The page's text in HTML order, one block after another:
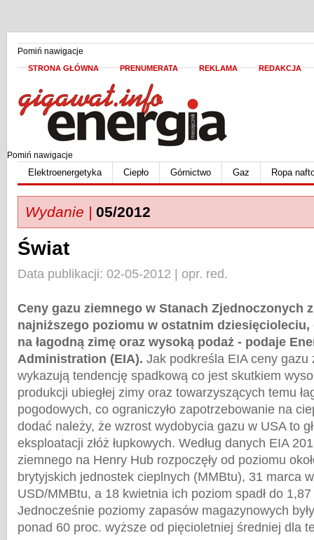
Pomiń nawigacje
STRONA GŁÓWNA PRENUMERATA REKLAMA REDAKCJA
Pomiń nawigacje
Elektroenergetyka Ciepło Górnictwo Gaz Ropa
Wydanie | 05/2012
Świat
Data publikacji: 02-05-2012 | opr. red.
Ceny gazu ziemnego w Stanach Zjednoczonych
najniższego poziomu w ostatnim dziesięcioleciu,
na łagodną zimę oraz wysoką podaż - podaje
Administration (EIA). Jak podkreśla EIA ceny gazu
wykazują tendencję spadkową co jest skutkiem
produkcji ubiegłej zimy oraz towarzyszących temu
pogodowych, co ograniczyło zapotrzebowanie na
dodać należy, że wzrost wydobycia gazu w USA to
eksploatacji złóż łupkowych. Według danych EIA
ziemnego na Henry Hub rozpoczęły od poziomu
brytyjskich jednostek cieplnych (MMBtu), 31 marca
USD/MMBtu, a 18 kwietnia ich poziom spadł do
Jednocześnie poziomy zapasów magazynowych
ponad 60 proc. wyższe od pięcioletniej średniej dla